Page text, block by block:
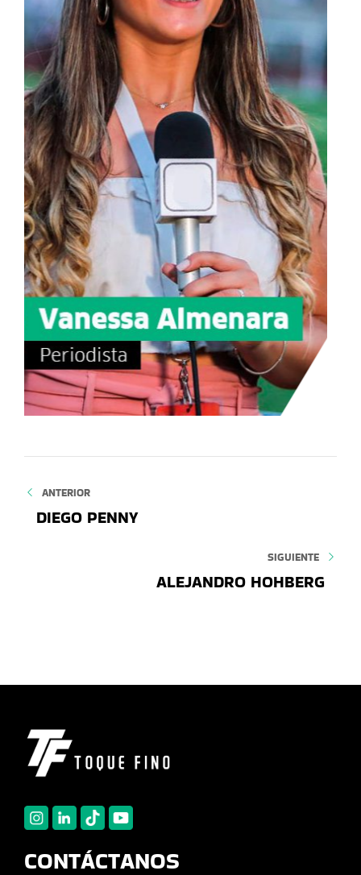
ANTERIOR
DIEGO PENNY
SIGUIENTE
ALEJANDRO HOHBERG
CONTÁCTANOS